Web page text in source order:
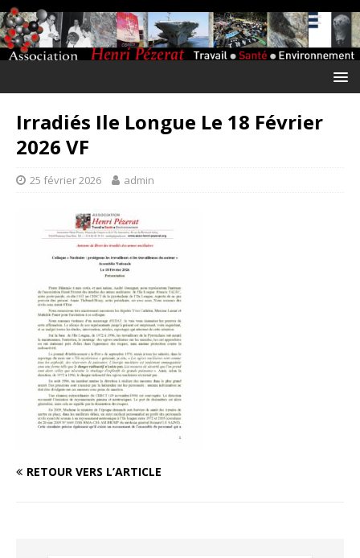
Irradiés Ile Longue Le 18 Février
2026 VF
25 février 2026 admin
RETOUR VERS L’ARTICLE